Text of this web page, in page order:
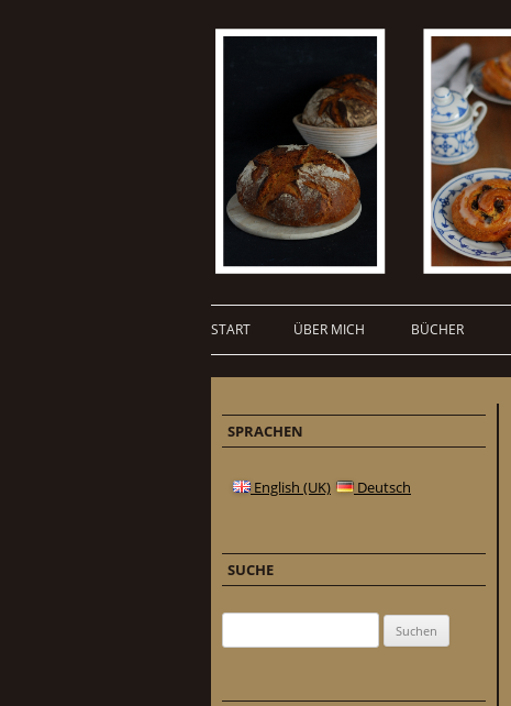
START ÜBER MICH BÜCHER
SPRACHEN
English (UK) Deutsch
SUCHE